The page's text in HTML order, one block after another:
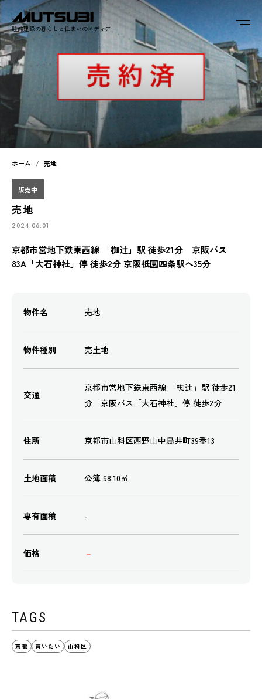
睦備建設の暮らしと住まいのメディア
ホーム 売地
販売中
売地
2024.06.01
京都市営地下鉄東西線 「椥辻」駅 徒歩21分 京阪バス
83A「大石神社」停 徒歩2分 京阪祇園四条駅へ35分
物件名 売地
物件種別 売土地
交通
京都市営地下鉄東西線 「椥辻」駅 徒歩21
分 京阪バス「大石神社」停 徒歩2分
住所 京都市山科区西野山中鳥井町39番13
土地面積 公簿 98.10㎡
専有面積 -
価格 －
TAGS
京都 買いたい 山科区